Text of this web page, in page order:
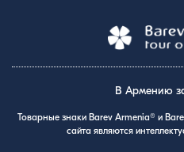
В Армению
Товарные знаки Barev Armenia® и
сайта являются